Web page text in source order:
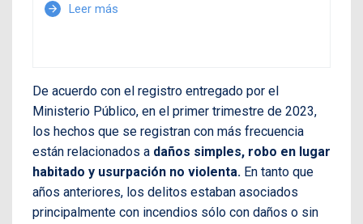
arrow_forward Leer más
De acuerdo con el registro entregado por el
Ministerio Público, en el primer trimestre de 2023,
los hechos que se registran con más frecuencia
están relacionados a daños simples, robo en lugar
habitado y usurpación no violenta. En tanto que
años anteriores, los delitos estaban asociados
principalmente con incendios sólo con daños o sin